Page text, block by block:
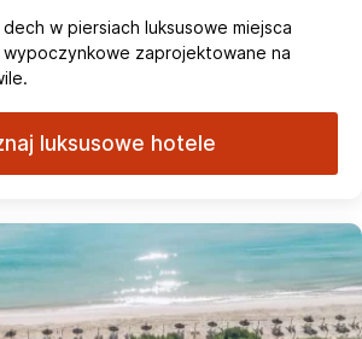
w piersiach luksusowe miejsca
zaprojektowane na
luksusowe hotele